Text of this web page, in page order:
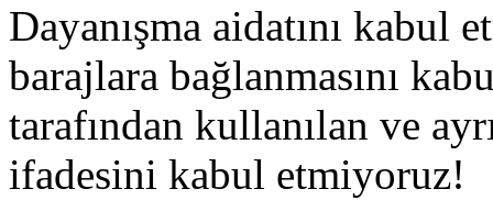
Dayanışma aidatını
barajlara bağlanmasını
tarafından kullanılan ve
ifadesini kabul etmiyoruz!